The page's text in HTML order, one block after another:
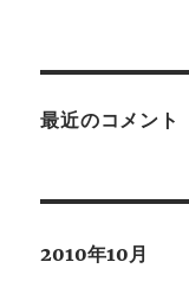
最近のコメント
2010年10月